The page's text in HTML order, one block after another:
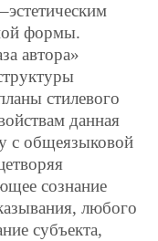
формы.
автора»
стилевого
данная
с общеязыковой
сознание
любого
субъекта,